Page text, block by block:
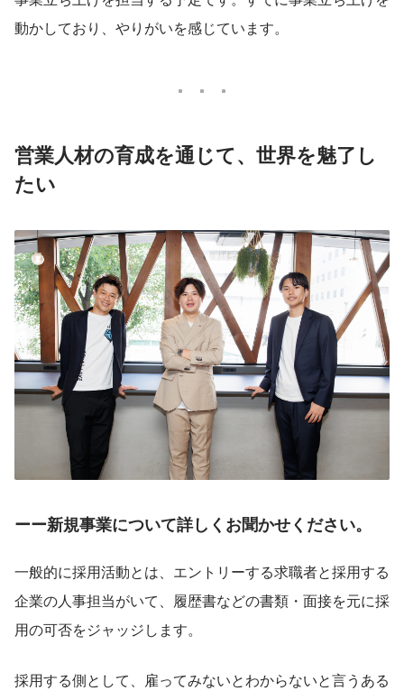
動かしており、やりがいを感じています。
営業人材の育成を通じて、世界を魅了し
たい
ーー新規事業について詳しくお聞かせください。
一般的に採用活動とは、エントリーする求職者と採用する
企業の人事担当がいて、履歴書などの書類・面接を元に採
用の可否をジャッジします。
採用する側として、雇ってみないとわからないと言うある